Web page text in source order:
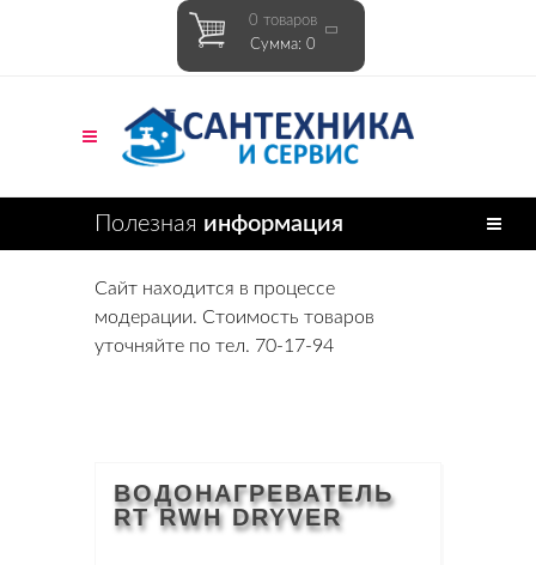
0 товаров
Сумма: 0
Полезная информация
Сайт находится в процессе
модерации. Стоимость товаров
уточняйте по тел. 70-17-94
ВОДОНАГРЕВАТЕЛЬ
RT RWH DRYVER